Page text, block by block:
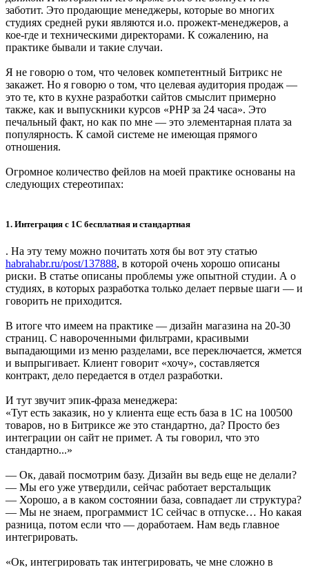
заботит. Это продающие менеджеры, которые во многих
студиях средней руки являются и.о. прожект-менеджеров, а
кое-где и техническими директорами. К сожалению, на
практике бывали и такие случаи.
Я не говорю о том, что человек компетентный Битрикс не
закажет. Но я говорю о том, что целевая аудитория продаж —
это те, кто в кухне разработки сайтов смыслит примерно
также, как и выпускники курсов «PHP за 24 часа». Это
печальный факт, но как по мне — это элементарная плата за
популярность. К самой системе не имеющая прямого
отношения.
Огромное количество фейлов на моей практике основаны на
следующих стереотипах:
1. Интеграция с 1С бесплатная и стандартная
. На эту тему можно почитать хотя бы вот эту статью
habrahabr.ru/post/137888, в которой очень хорошо описаны
риски. В статье описаны проблемы уже опытной студии. А о
студиях, в которых разработка только делает первые шаги — и
говорить не приходится.
В итоге что имеем на практике — дизайн магазина на 20-30
страниц. С навороченными фильтрами, красивыми
выпадающими из меню разделами, все переключается, жмется
и выпрыгивает. Клиент говорит «хочу», составляется
контракт, дело передается в отдел разработки.
И тут звучит эпик-фраза менеджера:
«Тут есть заказик, но у клиента еще есть база в 1С на 100500
товаров, но в Битриксе же это стандартно, да? Просто без
интеграции он сайт не примет. А ты говорил, что это
стандартно...»
— Ок, давай посмотрим базу. Дизайн вы ведь еще не делали?
— Мы его уже утвердили, сейчас работает верстальщик
— Хорошо, а в каком состоянии база, совпадает ли структура?
— Мы не знаем, программист 1С сейчас в отпуске… Но какая
разница, потом если что — доработаем. Нам ведь главное
интегрировать.
«Ок, интегрировать так интегрировать, че мне сложно в